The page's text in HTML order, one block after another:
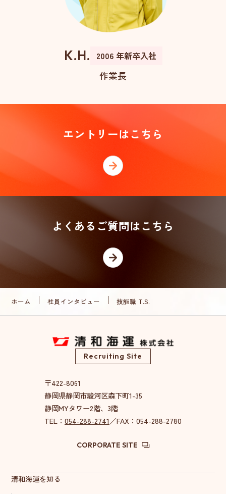
K.H. 2006 年新卒入社
作業長
エントリーはこちら
よくあるご質問はこちら
ホーム 社員インタビュー 技能職 T.S.
Recruiting Site
〒422-8061
静岡県静岡市駿河区森下町1-35
静岡MYタワー2階、3階
TEL： 054-288-2741／FAX：054-288-2780
CORPORATE SITE
清和海運を知る